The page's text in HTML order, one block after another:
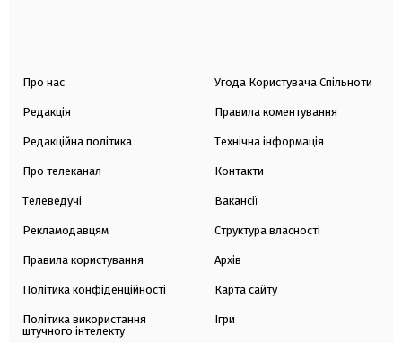
Про нас
Редакція
Редакційна політика
Про телеканал
Телеведучі
Рекламодавцям
Правила користування
Політика конфіденційності
Політика використання
штучного інтелекту
Угода Користувача Спільноти
Правила коментування
Технічна інформація
Контакти
Вакансії
Структура власності
Архів
Карта сайту
Ігри